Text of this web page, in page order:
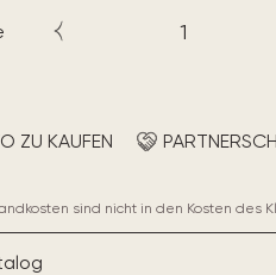
ZU KAUFEN
sind nicht in den Kosten des